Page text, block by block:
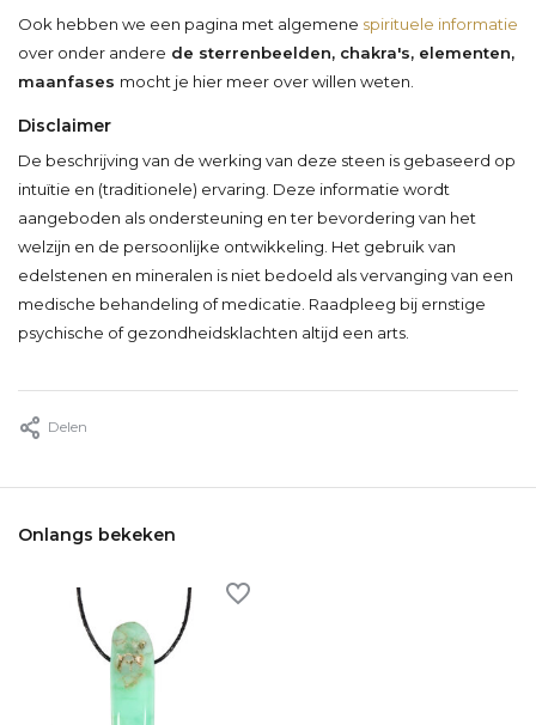
Ook hebben we een pagina met algemene spirituele informatie
over onder andere de sterrenbeelden, chakra's, elementen,
maanfases mocht je hier meer over willen weten.
Disclaimer
De beschrijving van de werking van deze steen is gebaseerd op
intuïtie en (traditionele) ervaring. Deze informatie wordt
aangeboden als ondersteuning en ter bevordering van het
welzijn en de persoonlijke ontwikkeling. Het gebruik van
edelstenen en mineralen is niet bedoeld als vervanging van een
medische behandeling of medicatie. Raadpleeg bij ernstige
psychische of gezondheidsklachten altijd een arts.
Delen
Onlangs bekeken